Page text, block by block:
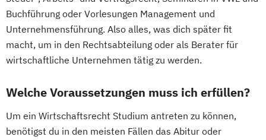
Buchführung oder Vorlesungen Management und
Unternehmensführung. Also alles, was dich später fit
macht, um in den Rechtsabteilung oder als Berater für
wirtschaftliche Unternehmen tätig zu werden.
Welche Voraussetzungen muss ich erfüllen?
Um ein Wirtschaftsrecht Studium antreten zu können,
benötigst du in den meisten Fällen das Abitur oder